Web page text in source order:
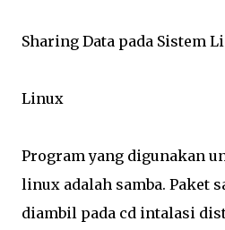
Sharing Data pada Sistem
Linux
Program yang digunakan
linux adalah samba. Paket
diambil pada cd intalasi